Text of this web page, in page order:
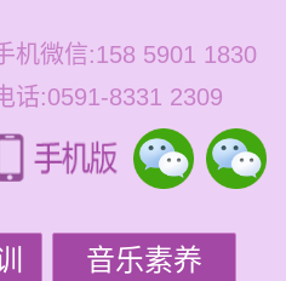
机微信:158 5901 1830
话:0591-8331 2309
音乐素养